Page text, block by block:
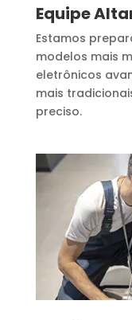
Equipe
Estamos
modelos mais
eletrônicos
mais
preciso.